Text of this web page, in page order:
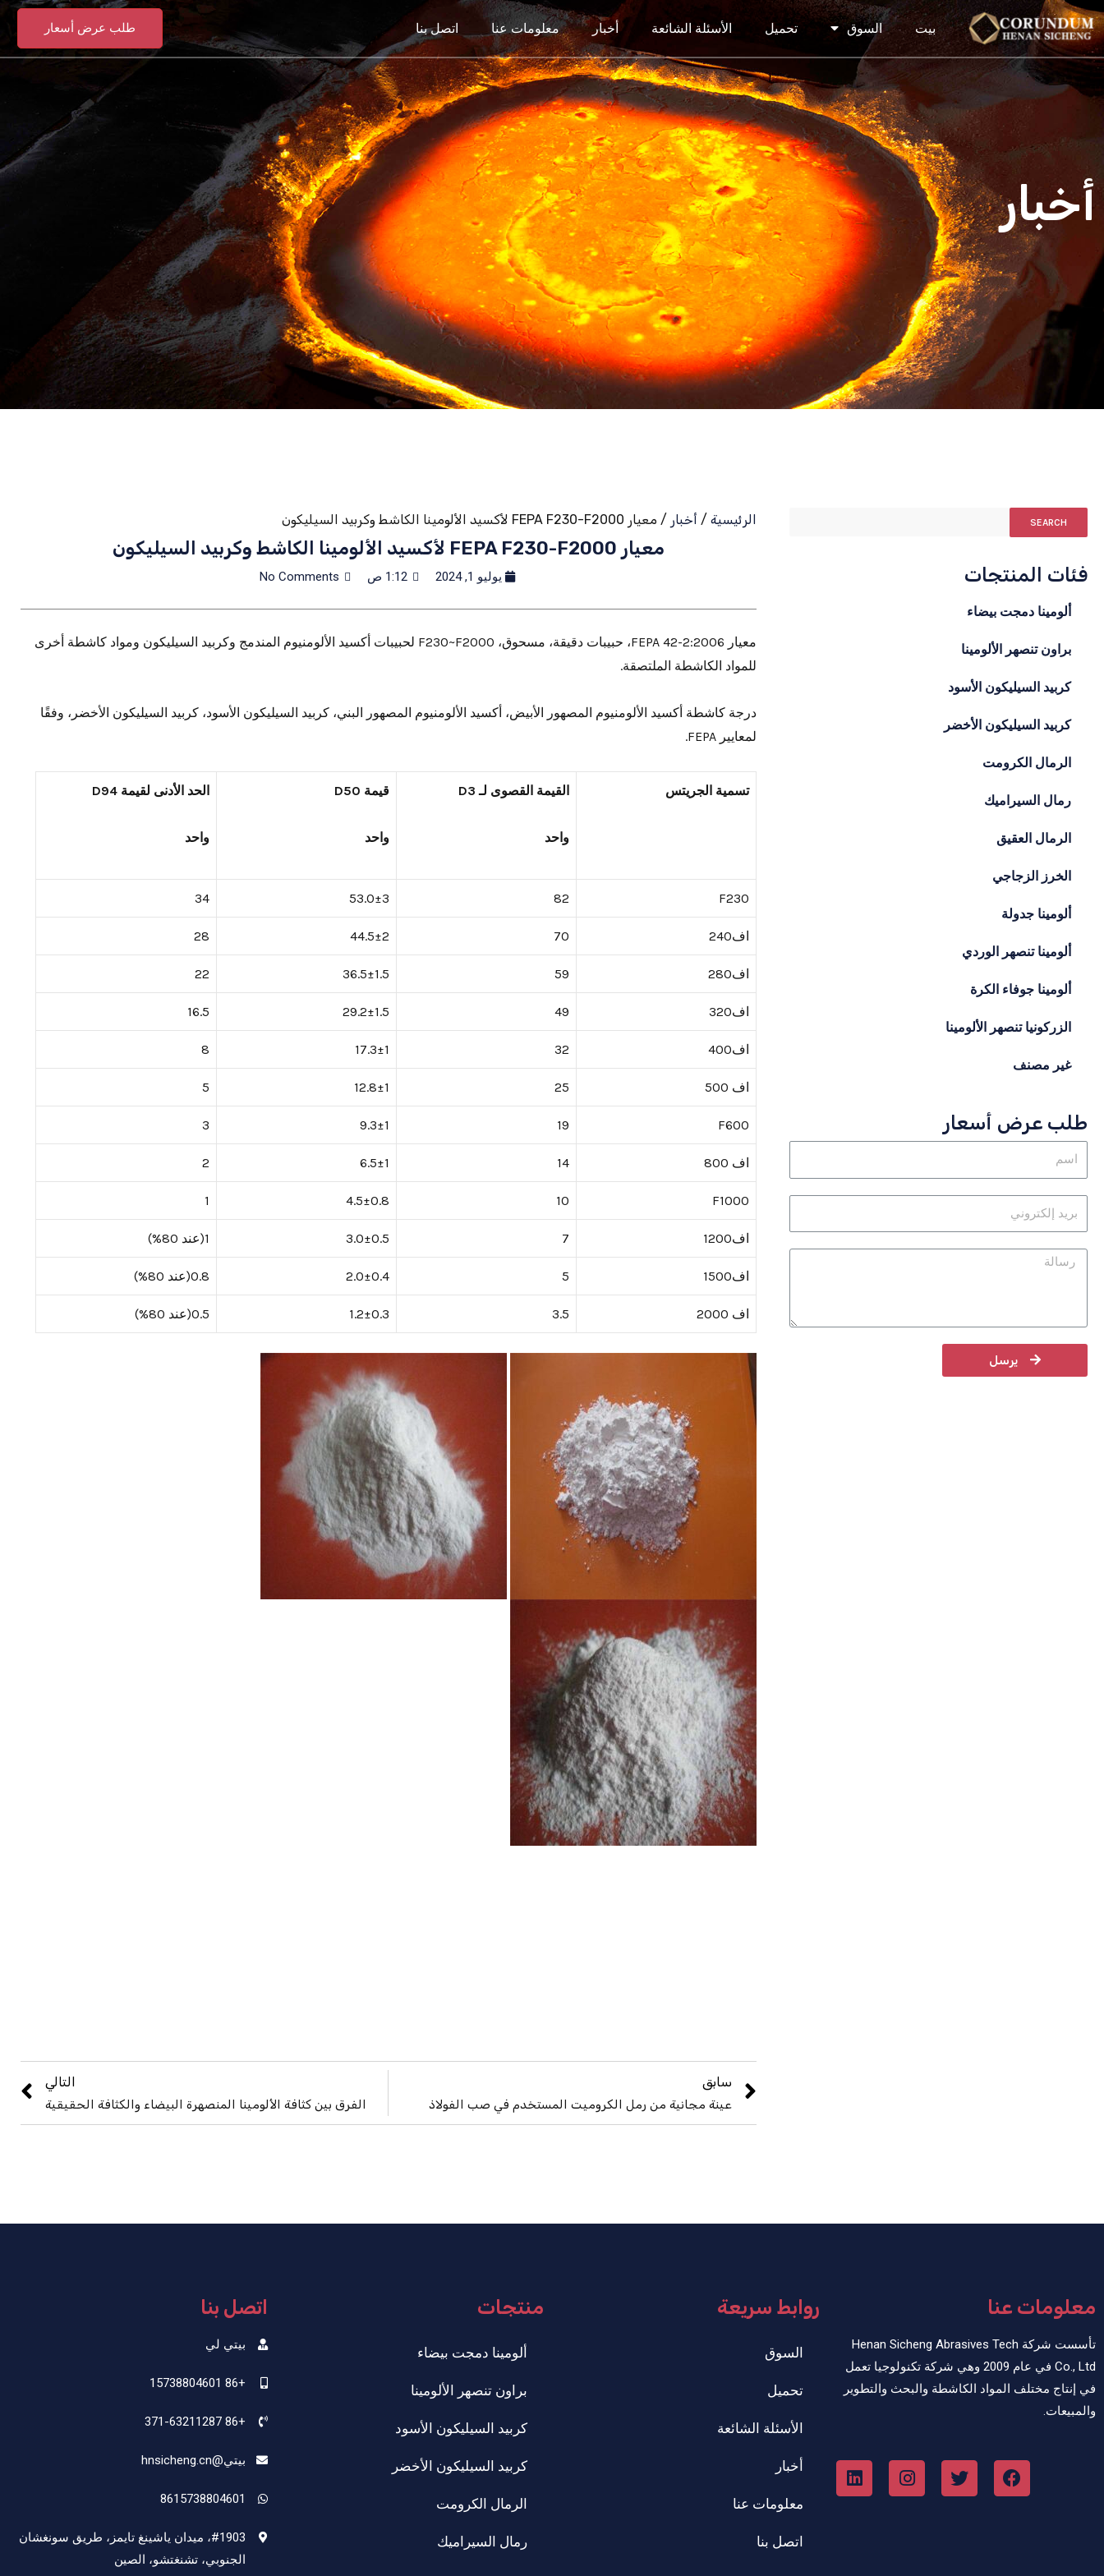
بيت السوق تحميل الأسئلة الشائعة أخبار معلومات عنا اتصل بنا طلب عرض أسعار
أخبار
SEARCH
فئات المنتجات
ألومينا دمجت بيضاء
براون تنصهر الألومينا
كربيد السيليكون الأسود
كربيد السيليكون الأخضر
الرمال الكرومت
رمال السيراميك
الرمال العقيق
الخرز الزجاجي
ألومينا جدولة
ألومينا تنصهر الوردي
ألومينا جوفاء الكرة
الزركونيا تنصهر الألومينا
غير مصنف
طلب عرض أسعار
يرسل
الرئيسية / أخبار / معيار FEPA F230-F2000 لأكسيد الألومينا الكاشط وكربيد السيليكون
معيار FEPA F230-F2000 لأكسيد الألومينا الكاشط وكربيد السيليكون
يوليو 1, 2024 1:12 ص No Comments
معيار FEPA 42-2:2006، حبيبات دقيقة، مسحوق، F230~F2000 لحبيبات أكسيد الألومنيوم المندمج وكربيد السيليكون ومواد كاشطة أخرى
للمواد الكاشطة الملتصقة.
درجة كاشطة أكسيد الألومنيوم المصهور الأبيض، أكسيد الألومنيوم المصهور البني، كربيد السيليكون الأسود، كربيد السيليكون الأخضر، وفقًا
لمعايير FEPA.
تسميةالجريتس القيمة القصوى لـ D3
واحد
قيمة D50
واحد
الحد الأدنى لقيمة D94
واحد
F230
82
53.0±3
34
اف240 70
44.5±2
28
اف280 59
36.5±1.5
22
اف320 49
29.2±1.5
16.5
اف400 32
17.3±1
8
اف 500 25
12.8±1
5
F600
19
9.3±1
3
اف 800 14
6.5±1
2
F1000
10
4.5±0.8
1
اف1200 7
3.0±0.5 1(عند 80%)
اف1500 5
2.0±0.4 0.8(عند 80%)
اف 2000 3.5
1.2±0.3 0.5(عند 80%)
سابق
عينة مجانية من رمل الكروميت المستخدم في صب الفولاذ
التالي
الفرق بين كثافة الألومينا المنصهرة البيضاء والكثافة الحقيقية
معلومات عنا
تأسست شركة Henan Sicheng Abrasives Tech
Co., Ltd في عام 2009 وهي شركة تكنولوجيا تعمل
في إنتاج مختلف المواد الكاشطة والبحث والتطوير
والمبيعات.
روابط سريعة
السوق
تحميل
الأسئلة الشائعة
أخبار
معلومات عنا
اتصل بنا
منتجات
ألومينا دمجت بيضاء
براون تنصهر الألومينا
كربيد السيليكون الأسود
كربيد السيليكون الأخضر
الرمال الكرومت
رمال السيراميك
اتصل بنا
بيتي لي
+86 15738804601
+86 371-63211287
بيتي@hnsicheng.cn
8615738804601
#1903، ميدان ياشينغ تايمز، طريق سونغشان
الجنوبي، تشنغتشو، الصين